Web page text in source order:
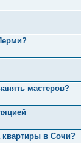
мастеров?
квартиры в Сочи?